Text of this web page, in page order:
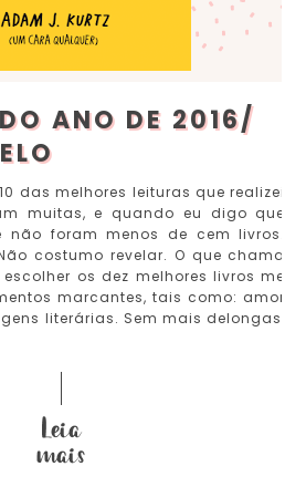
ANO DE 2016/
das melhores leituras que realizei
muitas, e quando eu digo que
foram menos de cem livros.
costumo revelar. O que chama
os dez melhores livros me
marcantes, tais como: amor
literárias. Sem mais delongas,